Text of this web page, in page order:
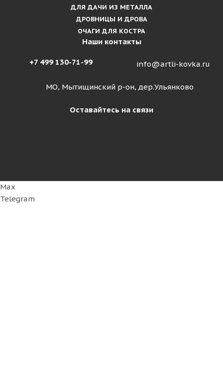
ДЛЯ ДАЧИ ИЗ МЕТАЛЛА
ДРОВНИЦЫ И ДРОВА
ОЧАГИ ДЛЯ КОСТРА
Наши контакты
+7 499 130-71-99 info@artli-kovka.ru
МО, Мытищинский р-он, дер.Ульянково
Оставайтесь на связи
Max
Telegram